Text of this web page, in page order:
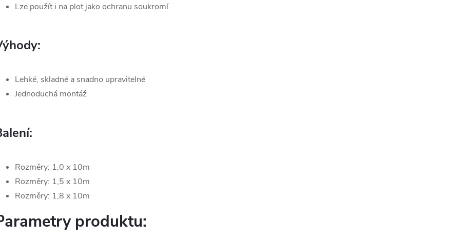
Lze použít i na plot jako ochranu soukromí
Lehké, skladné a snadno upravitelné
Jednoduchá montáž
Rozměry: 1,0 x 10m
Rozměry: 1,5 x 10m
Rozměry: 1,8 x 10m
produktu: